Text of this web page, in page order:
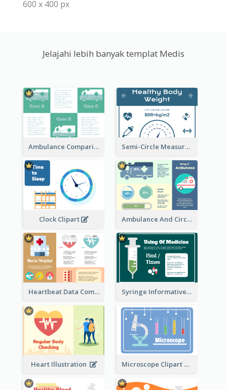
600 x 400 px
Jelajahi lebih banyak templat Medis
Ambulance Comparison Semi-Circle Measurement Clipart
Clock Clipart Ambulance And Circular Informative Report
Heartbeat Data Comparison Syringe Informative Clipart
Heart Illustration Microscope Clipart With Test Tube